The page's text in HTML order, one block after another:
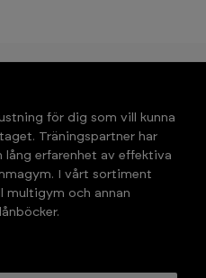
för dig som vill kunna
Träningspartner har
lång erfarenhet av effektiva
I vårt sortiment
multigym och annan